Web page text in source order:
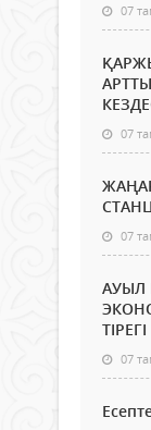
07
07
07
АУЫЛ
ТІРЕГІ
07